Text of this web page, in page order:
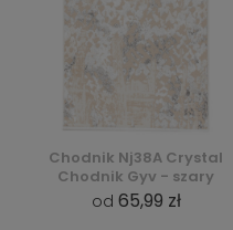
Chodnik Nj38A Crystal
Chodnik Gyv - szary
od 65,99 zł